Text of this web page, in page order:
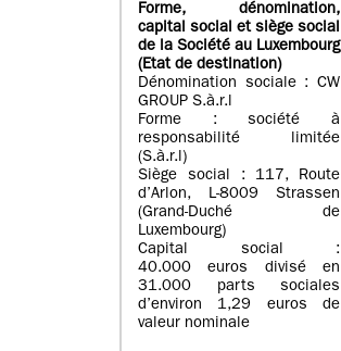
Forme, dénomination,
capital social et siège social
de la Société au Luxembourg
(Etat de destination)
Dénomination sociale : CW
GROUP S.à.r.l
Forme : société à
responsabilité limitée
(S.à.r.l)
Siège social : 117, Route
d’Arlon, L-8009 Strassen
(Grand-Duché de
Luxembourg)
Capital social :
40.000 euros divisé en
31.000 parts sociales
d’environ 1,29 euros de
valeur nominale